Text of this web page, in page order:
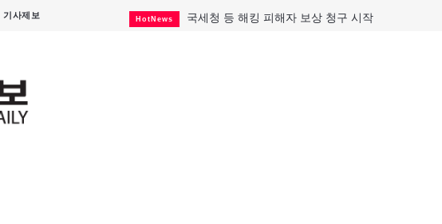
기사제보 HotNews 국세청 등 해킹 피해자 보상 청구 시작